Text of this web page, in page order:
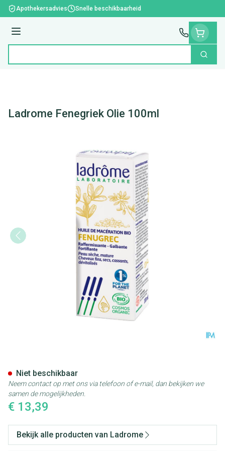
Ga naar de inhoud
Apothekersadvies Snelle beschikbaarheid
Menu
Zoek
Ladrome Fenegriek Olie 100ml
€ 13,39
Niet beschikbaar
Neem contact op met ons via telefoon of e-mail, dan bekijken we
samen de mogelijkheden.
Bekijk alle producten van Ladrome